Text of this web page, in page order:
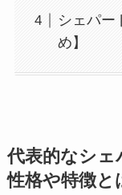
シェパー
め】
代表的なシェ
性格や特徴と